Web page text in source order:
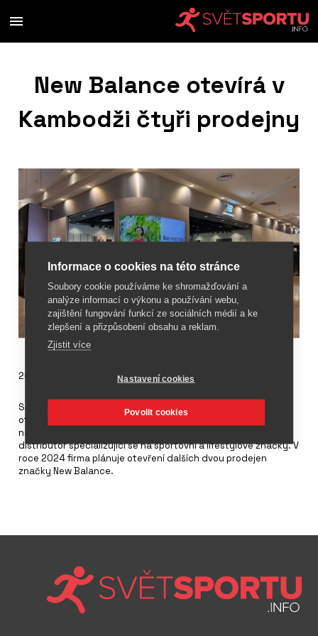
New Balance otevírá v
Kambodži čtyři prodejny
20. března 2024
Společnost New Balance vstupuje na kambodžský trh a
otevřela 4 nové obchody v Phnompenhu. Provoz prodejen má
na starosti společnost MAP Active Cambodia, dovozce a
distributor specializující se na sportovní a lifestylové značky. V
roce 2024 firma plánuje otevření dalších dvou prodejen
značky New Balance.
Informace o cookies na této stránce
Soubory cookie používáme ke shromažďování a
analýze informací o výkonu a používání webu,
zajištění fungování funkcí ze sociálních médií a ke
zlepšení a přizpůsobení obsahu a reklam.
Zjistit více
Nastavení cookies
Povolit cookies